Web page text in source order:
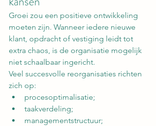
Groei zou een positieve ontwikkeling
moeten zijn. Wanneer iedere nieuwe
klant, opdracht of vestiging leidt tot
extra chaos, is de organisatie mogelijk
niet schaalbaar ingericht.
Veel succesvolle reorganisaties richten
zich op:
procesoptimalisatie;
taakverdeling;
managementstructuur;